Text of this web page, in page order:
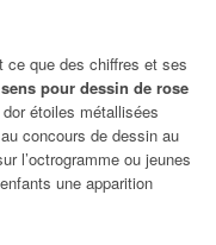
ce que des chiffres et ses
sens pour dessin de rose
étoiles métallisées
concours de dessin au
l’octrogramme ou jeunes
une apparition